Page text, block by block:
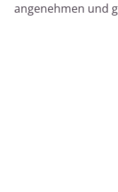
angenehmen und